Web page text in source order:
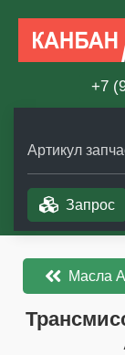
+7
Артикул
Запрос
Масла